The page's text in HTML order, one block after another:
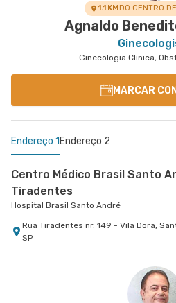
1.1 KMDO CENTRO
Agnaldo
Ginecologia Clinica,
MARCAR
Endereço 1 Endereço 2
Centro Médico Brasil Santo
Tiradentes
Hospital Brasil Santo André
Rua Tiradentes nr. 149 - Vila Dora,
SP
Avenida Alfredo Maluf nr. 451 - Jardim